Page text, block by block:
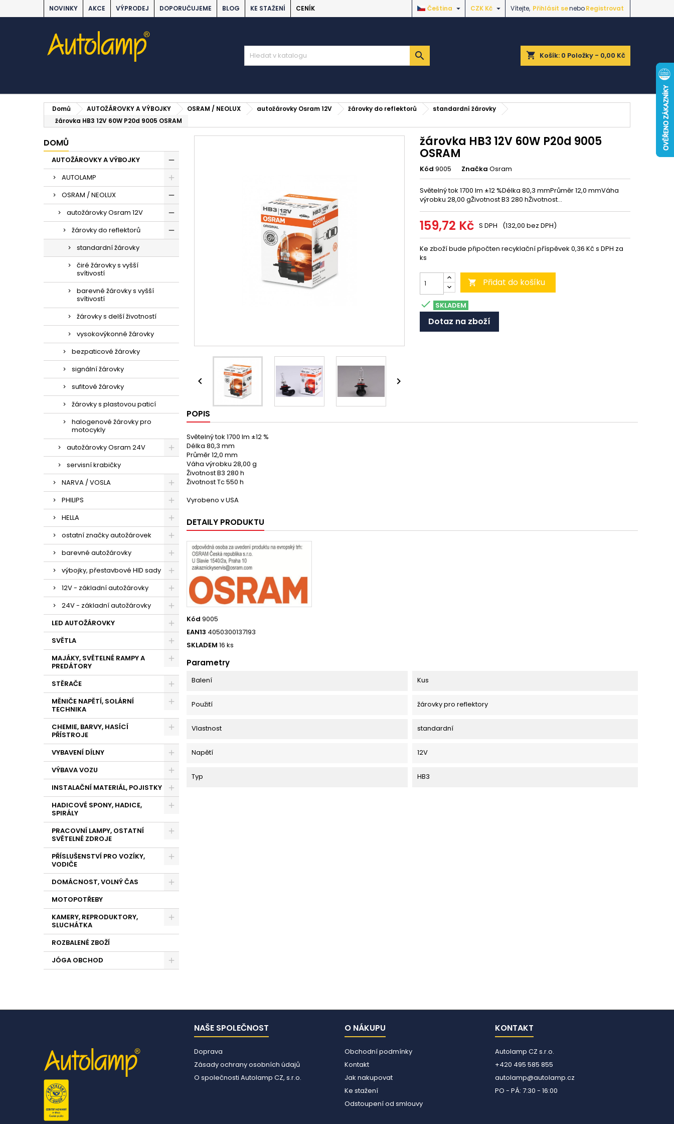
NOVINKY AKCE VÝPRODEJ DOPORUČUJEME BLOG KE STAŽENÍ CENÍK Vítejte, Přihlásit seneboRegistrovat
CZK Kč 
Čeština 
shopping_cart Košík: 0 Položky - 0,00 Kč

Domů AUTOŽÁROVKY A VÝBOJKY OSRAM / NEOLUX autožárovky Osram 12V žárovky do reflektorů
standardní žárovky
žárovka HB3 12V 60W P20d 9005 OSRAM
DOMŮ
AUTOŽÁROVKY A VÝBOJKY
AUTOLAMP
OSRAM / NEOLUX
autožárovky Osram 12V
žárovky do reflektorů
standardní žárovky
čiré žárovky s vyšší
svítivostí
barevné žárovky s vyšší
svítivostí
žárovky s delší životností
vysokovýkonné žárovky
bezpaticové žárovky
signální žárovky
sufitové žárovky
žárovky s plastovou paticí
halogenové žárovky pro
motocykly
autožárovky Osram 24V
servisní krabičky
NARVA / VOSLA
PHILIPS
HELLA
ostatní značky autožárovek
barevné autožárovky
výbojky, přestavbové HID sady
12V - základní autožárovky
24V - základní autožárovky
LED AUTOŽÁROVKY
SVĚTLA
MAJÁKY, SVĚTELNÉ RAMPY A
PREDÁTORY
STĚRAČE
MĚNIČE NAPĚTÍ, SOLÁRNÍ
TECHNIKA
CHEMIE, BARVY, HASÍCÍ
PŘÍSTROJE
VYBAVENÍ DÍLNY
VÝBAVA VOZU
INSTALAČNÍ MATERIÁL, POJISTKY
HADICOVÉ SPONY, HADICE,
SPIRÁLY
PRACOVNÍ LAMPY, OSTATNÍ
SVĚTELNÉ ZDROJE
PŘÍSLUŠENSTVÍ PRO VOZÍKY,
VODIČE
DOMÁCNOST, VOLNÝ ČAS
MOTOPOTŘEBY
KAMERY, REPRODUKTORY,
SLUCHÁTKA
ROZBALENÉ ZBOŽÍ
JÓGA OBCHOD
 
žárovka HB3 12V 60W P20d 9005
OSRAM
Kód 9005 Značka Osram
Světelný tok 1700 lm ±12 %Délka 80,3 mmPrůměr 12,0 mmVáha
výrobku 28,00 gŽivotnost B3 280 hŽivotnost...
159,72 Kč S DPH (132,00 bez DPH)
Ke zboží bude připočten recyklační příspěvek 0,36 Kč s DPH za
ks
 Přidat do košíku
 SKLADEM
Dotaz na zboží
POPIS
Světelný tok 1700 lm ±12 %
Délka 80,3 mm
Průměr 12,0 mm
Váha výrobku 28,00 g
Životnost B3 280 h
Životnost Tc 550 h
Vyrobeno v USA
DETAILY PRODUKTU
Kód 9005
EAN13 4050300137193
SKLADEM 16 ks
Parametry
Balení Kus
Použití žárovky pro reflektory
Vlastnost standardní
Napětí 12V
Typ HB3
NAŠE SPOLEČNOST
Doprava
Zásady ochrany osobních údajů
O společnosti Autolamp CZ, s.r.o.
O NÁKUPU
Obchodní podmínky
Kontakt
Jak nakupovat
Ke stažení
Odstoupení od smlouvy
KONTAKT
Autolamp CZ s.r.o.
+420 495 585 855
autolamp@autolamp.cz
PO - PÁ: 7:30 - 16:00